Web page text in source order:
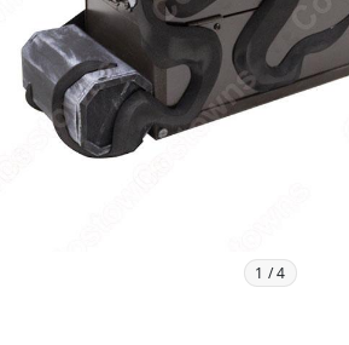
1 /4